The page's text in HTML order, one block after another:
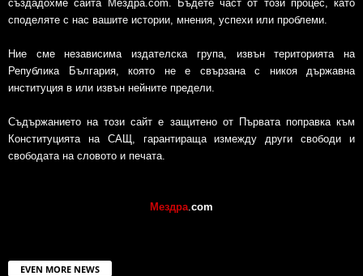
създадохме сайта Мездра.com. Бъдете част от този процес, като
споделяте с нас вашите истории, мнения, успехи или проблеми.
Ние сме независима издателска група, извън територията на
Република България, която не е свързана с никоя държавна
институция в или извън нейните предели.
Съдържанието на този сайт е защитено от Първата поправка към
Конституцията на САЩ, гарантираща измежду други свободи и
свободата на словото и печата.
Мездра com
EVEN MORE NEWS